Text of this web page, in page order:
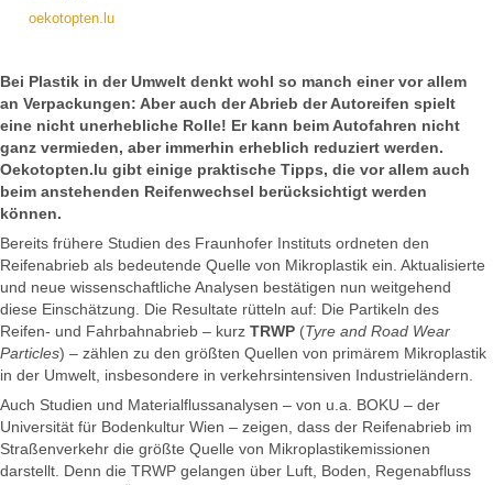
oekotopten.lu
Bei Plastik in der Umwelt denkt wohl so manch einer vor allem
an Verpackungen: Aber auch der Abrieb der Autoreifen spielt
eine nicht unerhebliche Rolle! Er kann beim Autofahren nicht
ganz vermieden, aber immerhin erheblich reduziert werden.
Oekotopten.lu gibt einige praktische Tipps, die vor allem auch
beim anstehenden Reifenwechsel berücksichtigt werden
können.
Bereits frühere Studien des Fraunhofer Instituts ordneten den
Reifenabrieb als bedeutende Quelle von Mikroplastik ein. Aktualisierte
und neue wissenschaftliche Analysen bestätigen nun weitgehend
diese Einschätzung. Die Resultate rütteln auf: Die Partikeln des
Reifen- und Fahrbahnabrieb – kurz TRWP (Tyre and Road Wear
Particles) – zählen zu den größten Quellen von primärem Mikroplastik
in der Umwelt, insbesondere in verkehrsintensiven Industrieländern.
Auch Studien und Materialflussanalysen – von u.a. BOKU – der
Universität für Bodenkultur Wien – zeigen, dass der Reifenabrieb im
Straßenverkehr die größte Quelle von Mikroplastikemissionen
darstellt. Denn die TRWP gelangen über Luft, Boden, Regenabfluss